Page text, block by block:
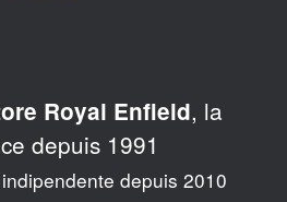
Royal Enfield, la
depuis 1991
depuis 2010